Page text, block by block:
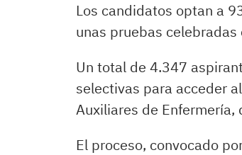
Los candidatos optan a
unas pruebas
Un total de 4.347
selectivas para acceder
Auxiliares de Enfermería,
El proceso, convocado